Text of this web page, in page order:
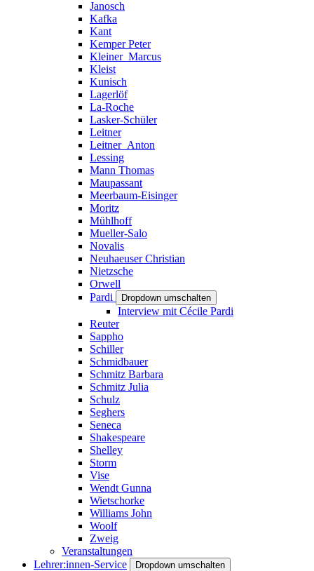
Janosch
Kafka
Kant
Kemper Peter
Kleiner_Marcus
Kleist
Kunisch
Lagerlöf
La-Roche
Lasker-Schüler
Leitner
Leitner_Anton
Lessing
Mann Thomas
Maupassant
Meerbaum-Eisinger
Moritz
Mühlhoff
Mueller-Salo
Novalis
Neuhaeuser Christian
Nietzsche
Orwell
Pardi
Dropdown umschalten
Interview mit Cécile Pardi
Reuter
Sappho
Schiller
Schmidbauer
Schmitz Barbara
Schmitz Julia
Schulz
Seghers
Seneca
Shakespeare
Shelley
Storm
Vise
Wendt Gunna
Wietschorke
Williams John
Woolf
Zweig
Veranstaltungen
Lehrer:innen-Service
Dropdown umschalten